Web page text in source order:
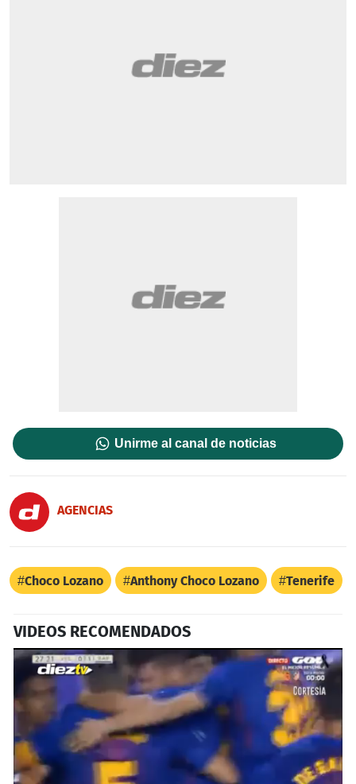
Unirme al canal de noticias
AGENCIAS
Choco Lozano Anthony Choco Lozano Tenerife
VIDEOS RECOMENDADOS